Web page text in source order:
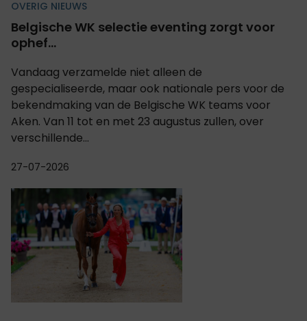
OVERIG NIEUWS
Belgische WK selectie eventing zorgt voor
ophef...
Vandaag verzamelde niet alleen de
gespecialiseerde, maar ook nationale pers voor de
bekendmaking van de Belgische WK teams voor
Aken. Van 11 tot en met 23 augustus zullen, over
verschillende...
27-07-2026